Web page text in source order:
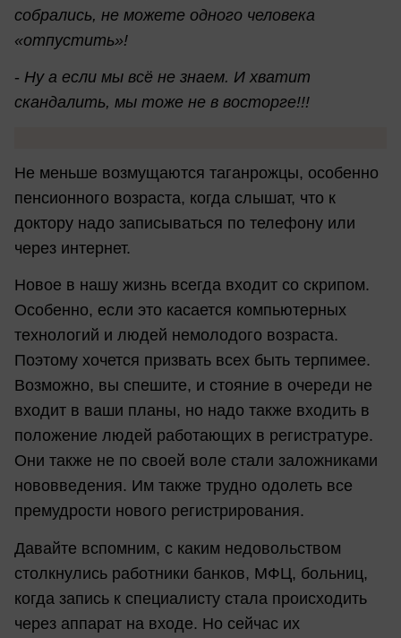
собрались, не можете одного человека
«отпустить»!
- Ну а если мы всё не знаем. И хватит
скандалить, мы тоже не в восторге!!!
Не меньше возмущаются таганрожцы, особенно
пенсионного возраста, когда слышат, что к
доктору надо записываться по телефону или
через интернет.
Новое в нашу жизнь всегда входит со скрипом.
Особенно, если это касается компьютерных
технологий и людей немолодого возраста.
Поэтому хочется призвать всех быть терпимее.
Возможно, вы спешите, и стояние в очереди не
входит в ваши планы, но надо также входить в
положение людей работающих в регистратуре.
Они также не по своей воле стали заложниками
нововведения. Им также трудно одолеть все
премудрости нового регистрирования.
Давайте вспомним, с каким недовольством
столкнулись работники банков, МФЦ, больниц,
когда запись к специалисту стала происходить
через аппарат на входе. Но сейчас их